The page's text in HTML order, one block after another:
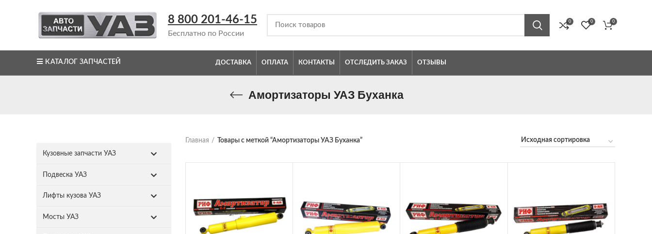
8 800 201-46-15
Бесплатно по России
0 0 0
КАТАЛОГ ЗАПЧАСТЕЙ ДОСТАВКА ОПЛАТА КОНТАКТЫ ОТСЛЕДИТЬ ЗАКАЗ ОТЗЫВЫ
Амортизаторы УАЗ Буханка
Кузовные запчасти УАЗ
Подвеска УАЗ
Лифты кузова УАЗ
Мосты УАЗ
Главная Товары с меткой “Амортизаторы УАЗ Буханка”